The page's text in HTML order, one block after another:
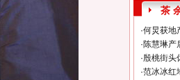
茶
·何炅获地
·陈慧琳产
·殷桃街头
·范冰冰红